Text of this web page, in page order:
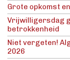
Grote opkomst
Vrijwilligersdag
betrokkenheid
Niet vergeten!
2026